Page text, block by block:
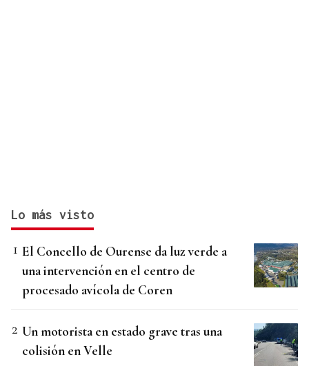
Lo más visto
El Concello de Ourense da luz verde a
una intervención en el centro de
procesado avícola de Coren
Un motorista en estado grave tras una
colisión en Velle